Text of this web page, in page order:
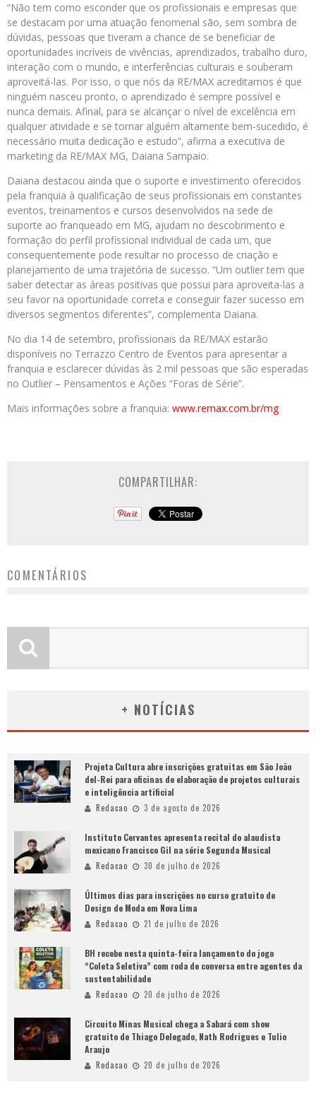
“Não tem como esconder que os profissionais e empresas que
se destacam por uma atuação fenomenal são, sem sombra de
dúvidas, pessoas que tiveram a chance de se beneficiar de
oportunidades incríveis de vivências, aprendizados, trabalho duro,
interação com o mundo, e interferências culturais e souberam
aproveitá-las. Por isso, o que nós da RE/MAX acreditamos é que
ninguém nasceu pronto, o aprendizado é sempre possível e
nunca demais. Afinal, para se alcançar o nível de excelência em
qualquer atividade e se tornar alguém altamente bem-sucedido, é
necessário muita dedicação e estudo”, afirma a executiva de
marketing da RE/MAX MG, Daiana Sampaio.
Daiana destacou ainda que o suporte e investimento oferecidos
pela franquia à qualificação de seus profissionais em constantes
eventos, treinamentos e cursos desenvolvidos na sede de
suporte ao franqueado em MG, ajudam no descobrimento e
formação do perfil profissional individual de cada um, que
consequentemente pode resultar no processo de criação e
planejamento de uma trajetória de sucesso. “Um outlier tem que
saber detectar as áreas positivas que possui para aproveita-las a
seu favor na oportunidade correta e conseguir fazer sucesso em
diversos segmentos diferentes”, complementa Daiana.
No dia 14 de setembro, profissionais da RE/MAX estarão
disponíveis no Terrazzo Centro de Eventos para apresentar a
franquia e esclarecer dúvidas às 2 mil pessoas que são esperadas
no Outlier – Pensamentos e Ações “Foras de Série”.
Mais informações sobre a franquia: www.remax.com.br/mg
COMPARTILHAR:
COMENTÁRIOS
+ NOTÍCIAS
Projeta Cultura abre inscrições gratuitas em São João
del-Rei para oficinas de elaboração de projetos culturais
e inteligência artificial
Redacao 3 de agosto de 2026
Instituto Cervantes apresenta recital do alaudista
mexicano Francisco Gil na série Segunda Musical
Redacao 30 de julho de 2026
Últimos dias para inscrições no curso gratuito de
Design de Moda em Nova Lima
Redacao 21 de julho de 2026
BH recebe nesta quinta-feira lançamento do jogo
“Coleta Seletiva” com roda de conversa entre agentes da
sustentabilidade
Redacao 20 de julho de 2026
Circuito Minas Musical chega a Sabará com show
gratuito de Thiago Delegado, Nath Rodrigues e Tulio
Araujo
Redacao 20 de julho de 2026